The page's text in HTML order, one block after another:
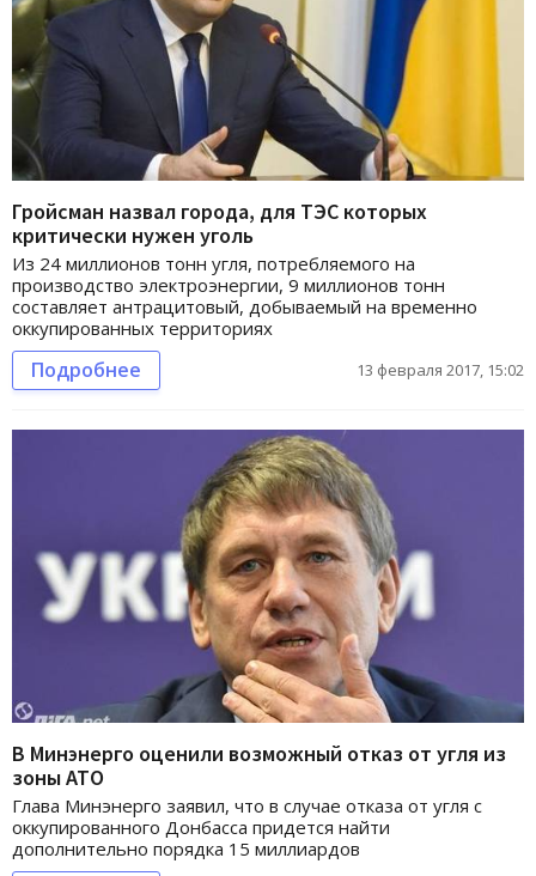
Гройсман назвал города, для ТЭС которых
критически нужен уголь
Из 24 миллионов тонн угля, потребляемого на
производство электроэнергии, 9 миллионов тонн
составляет антрацитовый, добываемый на временно
оккупированных территориях
Подробнее 13 февраля 2017, 15:02
В Минэнерго оценили возможный отказ от угля из
зоны АТО
Глава Минэнерго заявил, что в случае отказа от угля с
оккупированного Донбасса придется найти
дополнительно порядка 15 миллиардов